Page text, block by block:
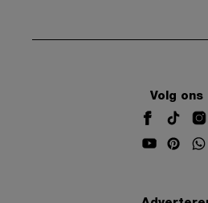
Volg ons